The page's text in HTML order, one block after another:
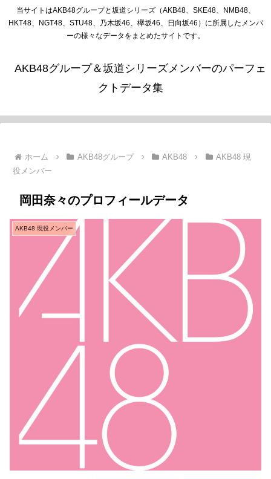
当サイトはAKB48グループと坂道シリーズ（AKB48、SKE48、NMB48、
HKT48、NGT48、STU48、乃木坂46、欅坂46、日向坂46）に所属したメンバ
ーの様々なデータをまとめたサイトです。
AKB48グループ＆坂道シリーズメンバーのパーフェ
クトデータ集
ホーム AKB48グループ AKB48
AKB48 現
役メンバー
岡田奈々のプロフィールデータ
AKB48 現役メンバー